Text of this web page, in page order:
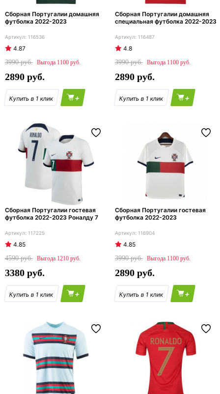
Сборная Португалии домашняя
футболка 2022-2023
116536
4.87
3990
1100
2890
+
Сборная Португалии домашняя
специальная футболка 2022-2023
116487
4.8
3990
1100
2890
+
Сборная Португалии гостевая
футболка 2022-2023 Роналду 7
117225
4.85
4590
1210
3380
+
Сборная Португалии гостевая
футболка 2022-2023
116904
4.85
3990
1100
2890
+